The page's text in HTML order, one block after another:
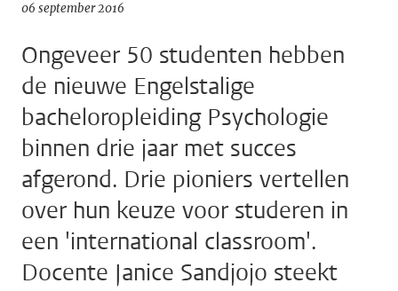
06 september 2016
Ongeveer 50 studenten hebben
de nieuwe Engelstalige
bacheloropleiding Psychologie
binnen drie jaar met succes
afgerond. Drie pioniers vertellen
over hun keuze voor studeren in
een 'international classroom'.
Docente Janice Sandjojo steekt